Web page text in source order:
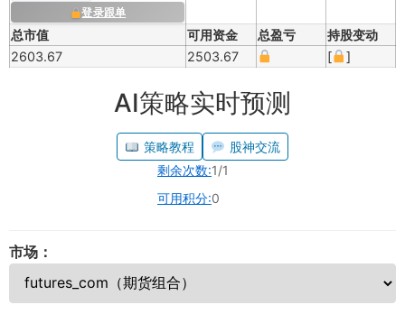
登录跟单
总市值 可用资金 总盈亏
持股变动
2603.67
2503.67 [ ]
AI策略实时预测
策略教程
股神交流
剩余次数:1/1
可用积分:0
市场：